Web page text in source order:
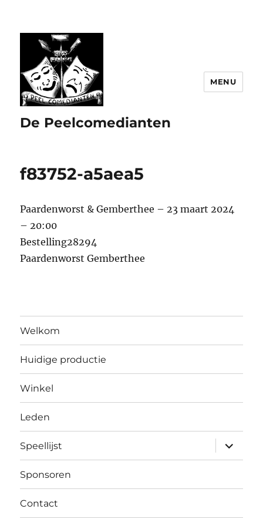
De Peelcomedianten
MENU
f83752-a5aea5
Paardenworst & Gemberthee – 23 maart 2024
– 20:00
Bestelling28294
Paardenworst Gemberthee
Welkom
Huidige productie
Winkel
Leden
Speellijst
Sponsoren
Contact